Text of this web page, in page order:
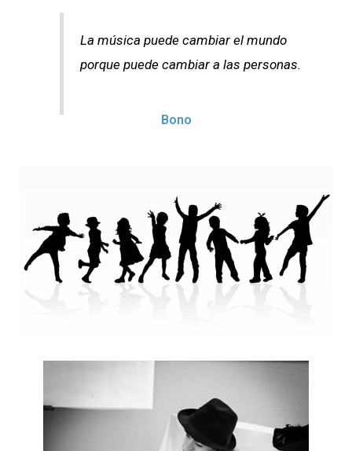
La música puede cambiar el mundo
porque puede cambiar a las personas.
Bono